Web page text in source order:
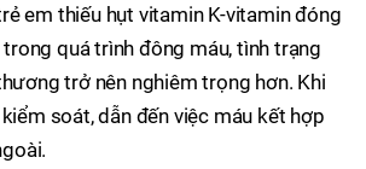
em thiếu hụt vitamin K-vitamin đóng
quá trình đông máu, tình trạng
trở nên nghiêm trọng hơn. Khi
soát, dẫn đến việc máu kết hợp